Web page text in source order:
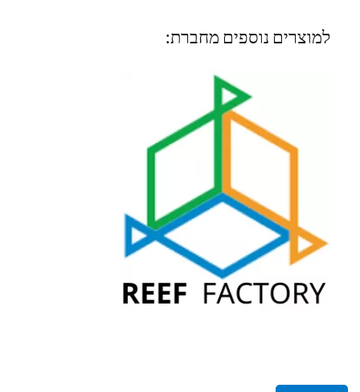
למוצרים נוספים מחברת: